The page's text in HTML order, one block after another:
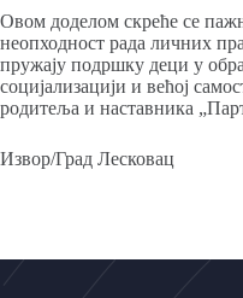
Овом доделом скреће се
неопходност рада личних
пружају подршку деци у
социјализацији и већој
родитеља и наставника
Извор/Град Лесковац